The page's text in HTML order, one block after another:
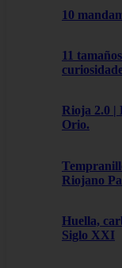
10
11
Rioja 2.0 |
Orio.
Riojano
Huella,
Siglo XXI